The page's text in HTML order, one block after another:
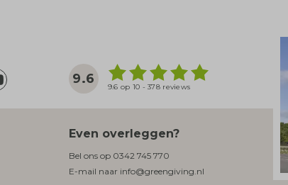
9.6
9.6 op 10 - 378 reviews
Even overleggen?
Bel ons op 0342 745 770
E-mail naar info@greengiving.nl